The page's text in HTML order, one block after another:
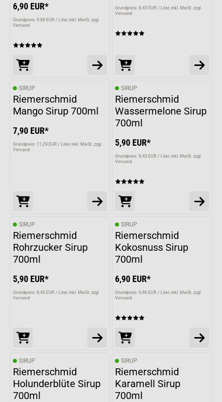
6,90 EUR*
Grundpreis: 9,86 EUR / Liter inkl. MwSt. zzgl.
Versand
Grundpreis: 8,43 EUR / Liter inkl. MwSt. zzgl.
Versand
SIRUP
Riemerschmid
Mango Sirup 700ml
7,90 EUR*
Grundpreis: 11,29 EUR / Liter inkl. MwSt. zzgl.
Versand
SIRUP
Riemerschmid
Wassermelone Sirup
700ml
5,90 EUR*
Grundpreis: 8,43 EUR / Liter inkl. MwSt. zzgl.
Versand
SIRUP
Riemerschmid
Rohrzucker Sirup
700ml
5,90 EUR*
Grundpreis: 8,43 EUR / Liter inkl. MwSt. zzgl.
Versand
SIRUP
Riemerschmid
Kokosnuss Sirup
700ml
6,90 EUR*
Grundpreis: 9,86 EUR / Liter inkl. MwSt. zzgl.
Versand
SIRUP
Riemerschmid
Holunderblüte Sirup
700ml
SIRUP
Riemerschmid
Karamell Sirup
700ml